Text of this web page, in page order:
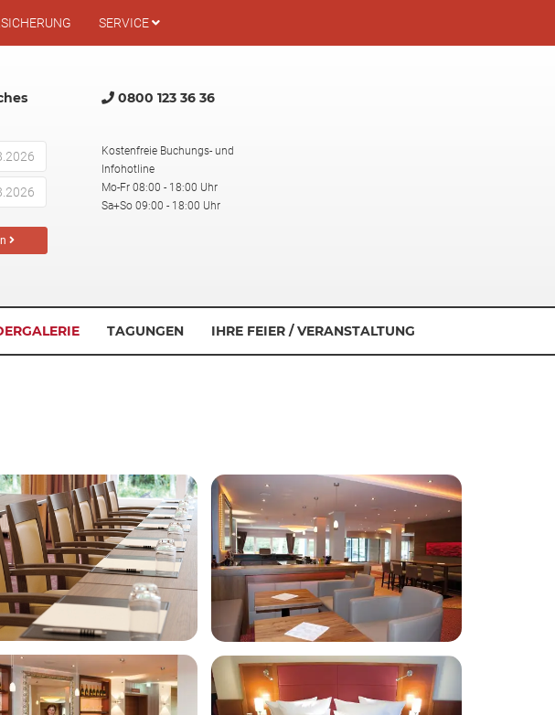
SERVICE
0800 123 36 36
Kostenfreie Buchungs- und
Infohotline
Mo-Fr 08:00 - 18:00 Uhr
Sa+So 09:00 - 18:00 Uhr
TAGUNGEN IHRE FEIER / VERANSTALTUNG